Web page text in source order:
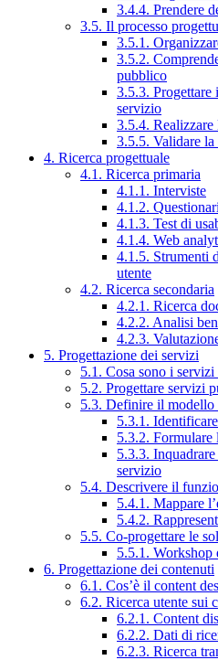
3.4.4. Prendere
3.5. Il processo
3.5.1.
3.5.2.
pubblico
3.5.3. Progettare
servizio
3.5.4. Realizzare
3.5.5. Validare la
4. Ricerca progettuale
4.1. Ricerca primaria
4.1.1. Interviste
4.1.2. Questionari
4.1.3. Test di
4.1.4. Web
4.1.5. Strumenti
utente
4.2. Ricerca secondaria
4.2.1. Ricerca
4.2.2. Analisi
4.2.3.
5. Progettazione dei servizi
5.1. Cosa sono i
5.2. Progettare servizi
5.3. Definire il modello
5.3.1.
5.3.2. Formulare
5.3.3.
servizio
5.4. Descrivere il
5.4.1. Mappare
5.4.2.
5.5. Co-progettare le
5.5.1. Workshop
6. Progettazione dei contenuti
6.1. Cos’è il content
6.2. Ricerca utente sui
6.2.1. Content
6.2.2. Dati di
6.2.3. Ricerca